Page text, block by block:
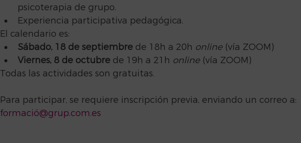
psicoterapia de grupo.
Experiencia participativa pedagógica.
El calendario es:
Sábado, 18 de septiembre de 18h a 20h online (vía ZOOM)
Viernes, 8 de octubre de 19h a 21h online (vía ZOOM)
Todas las actividades son gratuitas.
Para participar, se requiere inscripción previa, enviando un correo a:
formació@grup.com.es